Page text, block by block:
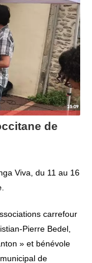
de
Viva, du 11 au 16
carrefour
Pierre Bedel,
» et bénévole
de